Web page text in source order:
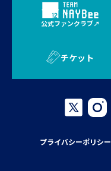
公式ファンクラブ
チケット
プライバシーポリシー